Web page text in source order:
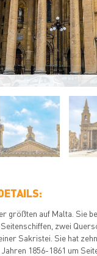
größten auf Malta. Sie
zwei
Sakristei. Sie hat
1856-1861 um